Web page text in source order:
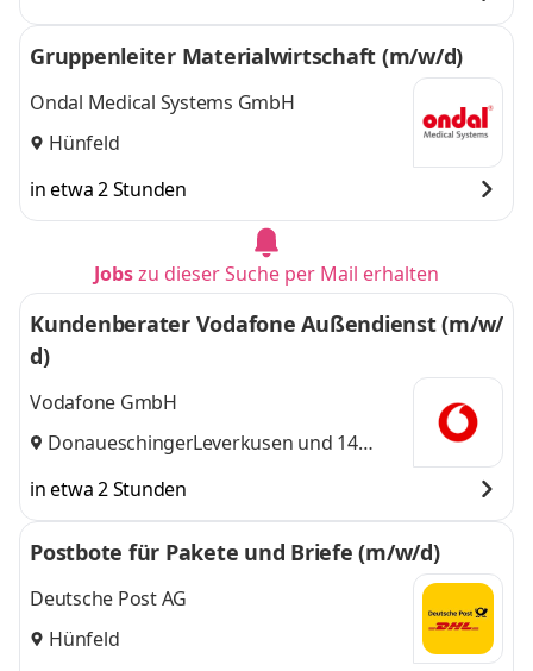
Gruppenleiter Materialwirtschaft (m/w/d)
Ondal Medical Systems GmbH
Hünfeld
in etwa 2 Stunden
Jobszu dieser Suche per Mail erhalten
Kundenberater Vodafone Außendienst (m/w/
d)
Vodafone GmbH
Donaueschingen,
Leverkusen und 14
in etwa 2 Stunden
Postbote für Pakete und Briefe (m/w/d)
Deutsche Post AG
Hünfeld